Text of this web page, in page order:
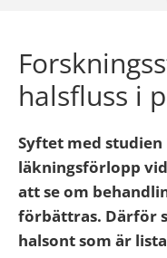
halsfluss i
Syftet med studien
läkningsförlopp
att se om
förbättras. Därför
halsont som är